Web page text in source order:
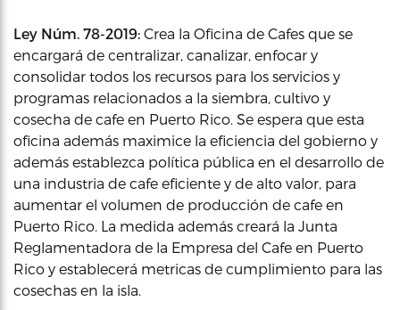
Ley Núm. 78-2019: Crea la Oficina de Cafes que se
encargará de centralizar, canalizar, enfocar y
consolidar todos los recursos para los servicios y
programas relacionados a la siembra, cultivo y
cosecha de cafe en Puerto Rico. Se espera que esta
oficina además maximice la eficiencia del gobierno y
además establezca política pública en el desarrollo de
una industria de cafe eficiente y de alto valor, para
aumentar el volumen de producción de cafe en
Puerto Rico. La medida además creará la Junta
Reglamentadora de la Empresa del Cafe en Puerto
Rico y establecerá metricas de cumplimiento para las
cosechas en la isla.